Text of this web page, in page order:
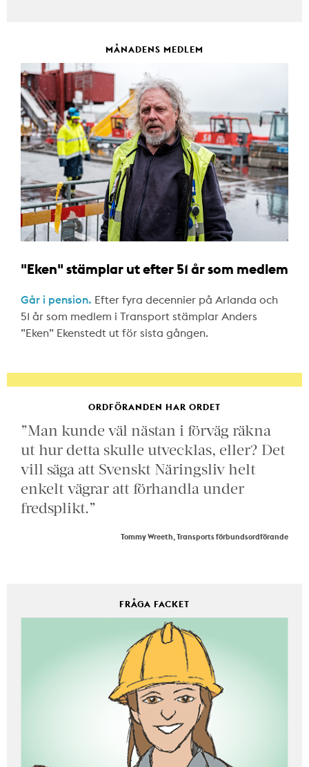
MÅNADENS MEDLEM
"Eken" stämplar ut efter 51 år som medlem
Går i pension. Efter fyra decennier på Arlanda och
51 år som medlem i Transport stämplar Anders
”Eken” Ekenstedt ut för sista gången.
ORDFÖRANDEN HAR ORDET
”Man kunde väl nästan i förväg räkna
ut hur detta skulle utvecklas, eller? Det
vill säga att Svenskt Näringsliv helt
enkelt vägrar att förhandla under
fredsplikt.”
Tommy Wreeth, Transports förbundsordförande
FRÅGA FACKET